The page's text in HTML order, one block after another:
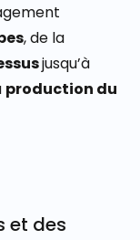
, de la
jusqu’à
production du
et des